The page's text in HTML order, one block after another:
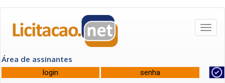
Área de assinantes